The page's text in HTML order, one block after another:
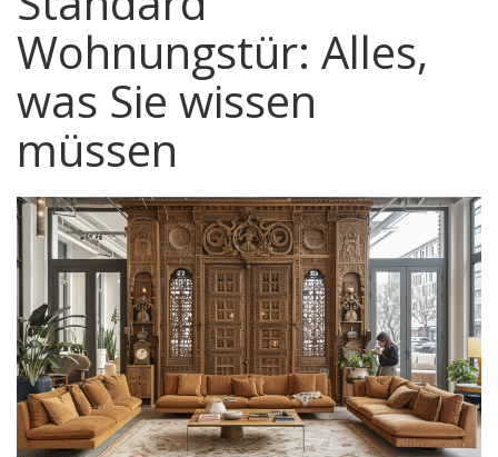
Wohnungstür: Alles,
was Sie wissen
müssen